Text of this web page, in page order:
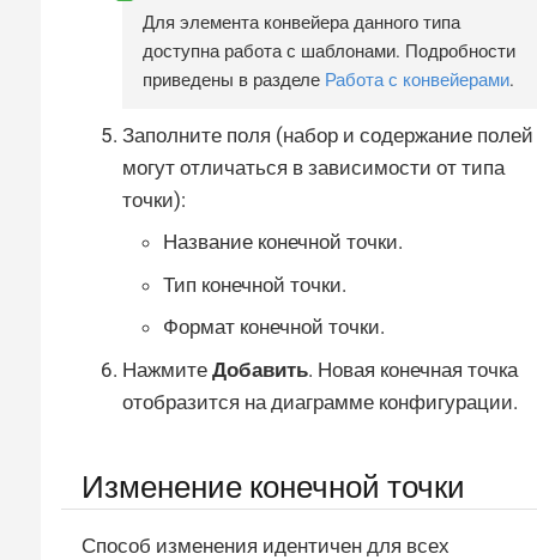
Для элемента конвейера данного типа
доступна работа с шаблонами. Подробности
приведены в разделе Работа с конвейерами.
Заполните поля (набор и содержание полей
могут отличаться в зависимости от типа
точки):
Название конечной точки.
Тип конечной точки.
Формат конечной точки.
Нажмите Добавить. Новая конечная точка
отобразится на диаграмме конфигурации.
Изменение конечной точки
Способ изменения идентичен для всех